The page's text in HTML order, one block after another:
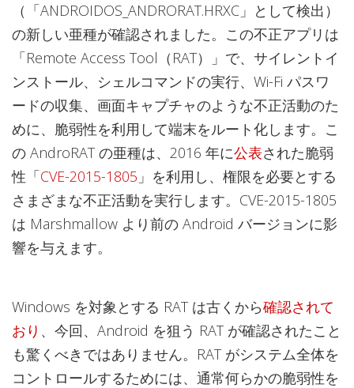
（「ANDROIDOS_ANDRORAT.HRXC」として検出）
の新しい亜種が確認されました。この不正アプリは
「Remote Access Tool（RAT）」で、サイレントイ
ンストール、シェルコマンドの実行、Wi-Fi パスワ
ードの収集、画面キャプチャのような不正活動のた
めに、脆弱性を利用して端末をルート化します。こ
の AndroRAT の亜種は、2016 年に公表された脆弱
性「CVE-2015-1805 」を利用し、権限を必要とする
さまざまな不正活動を実行します。CVE-2015-1805
は Marshmallow より前の Android バージョンに影
響を与えます。
Windows を対象とする RAT は古くから確認されて
おり 、今回、Android を狙う RAT が確認されたこと
も驚くべきではありません。RAT がシステム全体を
コントロールするためには、通常何らかの脆弱性を